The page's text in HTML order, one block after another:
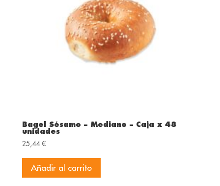
Bagel Sésamo – Mediano – Caja x 48
unidades
25,44€
Añadir al carrito